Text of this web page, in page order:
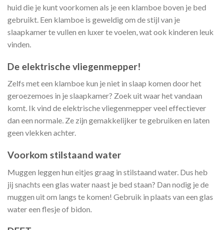
huid die je kunt voorkomen als je een klamboe boven je bed
gebruikt. Een klamboe is geweldig om de stijl van je
slaapkamer te vullen en luxer te voelen, wat ook kinderen leuk
vinden.
De elektrische vliegenmepper!
Zelfs met een klamboe kun je niet in slaap komen door het
geroezemoes in je slaapkamer? Zoek uit waar het vandaan
komt. Ik vind de elektrische vliegenmepper veel effectiever
dan een normale. Ze zijn gemakkelijker te gebruiken en laten
geen vlekken achter.
Voorkom stilstaand water
Muggen leggen hun eitjes graag in stilstaand water. Dus heb
jij snachts een glas water naast je bed staan? Dan nodig je de
muggen uit om langs te komen! Gebruik in plaats van een glas
water een flesje of bidon.